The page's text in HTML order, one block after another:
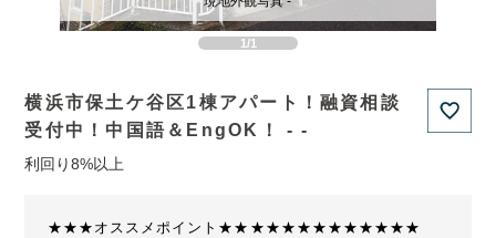
1/1
横浜市保土ケ谷区1棟アパート！融資相談
受付中！中国語＆EngOK！ - -
利回り8%以上
★★★オススメポイント★★★★★★★★★★★★★